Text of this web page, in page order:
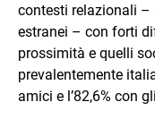
contesti relazionali
estranei – con forti
prossimità e quelli
prevalentemente
amici e l’82,6% con